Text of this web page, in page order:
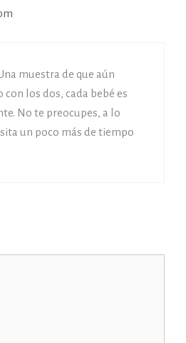
muestra de que aún
los dos, cada bebé es
No te preocupes, a lo
un poco más de tiempo